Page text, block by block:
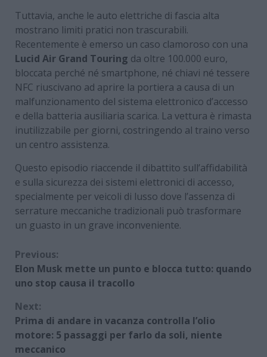
Tuttavia, anche le auto elettriche di fascia alta
mostrano limiti pratici non trascurabili.
Recentemente è emerso un caso clamoroso con una
Lucid Air Grand Touring da oltre 100.000 euro,
bloccata perché né smartphone, né chiavi né tessere
NFC riuscivano ad aprire la portiera a causa di un
malfunzionamento del sistema elettronico d’accesso
e della batteria ausiliaria scarica. La vettura è rimasta
inutilizzabile per giorni, costringendo al traino verso
un centro assistenza.
Questo episodio riaccende il dibattito sull’affidabilità
e sulla sicurezza dei sistemi elettronici di accesso,
specialmente per veicoli di lusso dove l’assenza di
serrature meccaniche tradizionali può trasformare
un guasto in un grave inconveniente.
Continue
Reading
Previous:
Elon Musk mette un punto e blocca tutto: quando
uno stop causa il tracollo
Next:
Prima di andare in vacanza controlla l’olio
motore: 5 passaggi per farlo da soli, niente
meccanico